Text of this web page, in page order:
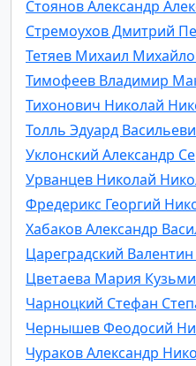
Стоянов Александр
Стремоухов Дмитрий
Тетяев Михаил
Тимофеев Владимир
Тихонович Николай
Толль Эдуард
Уклонский Александр
Урванцев Николай
Фредерикс Георгий
Хабаков Александр
Цареградский
Цветаева Мария
Чарноцкий Стефан
Чернышев Феодосий
Чураков Александр